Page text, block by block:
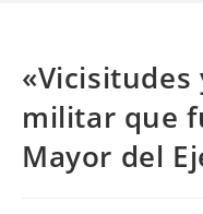
«Vicisitudes
militar que
Mayor del